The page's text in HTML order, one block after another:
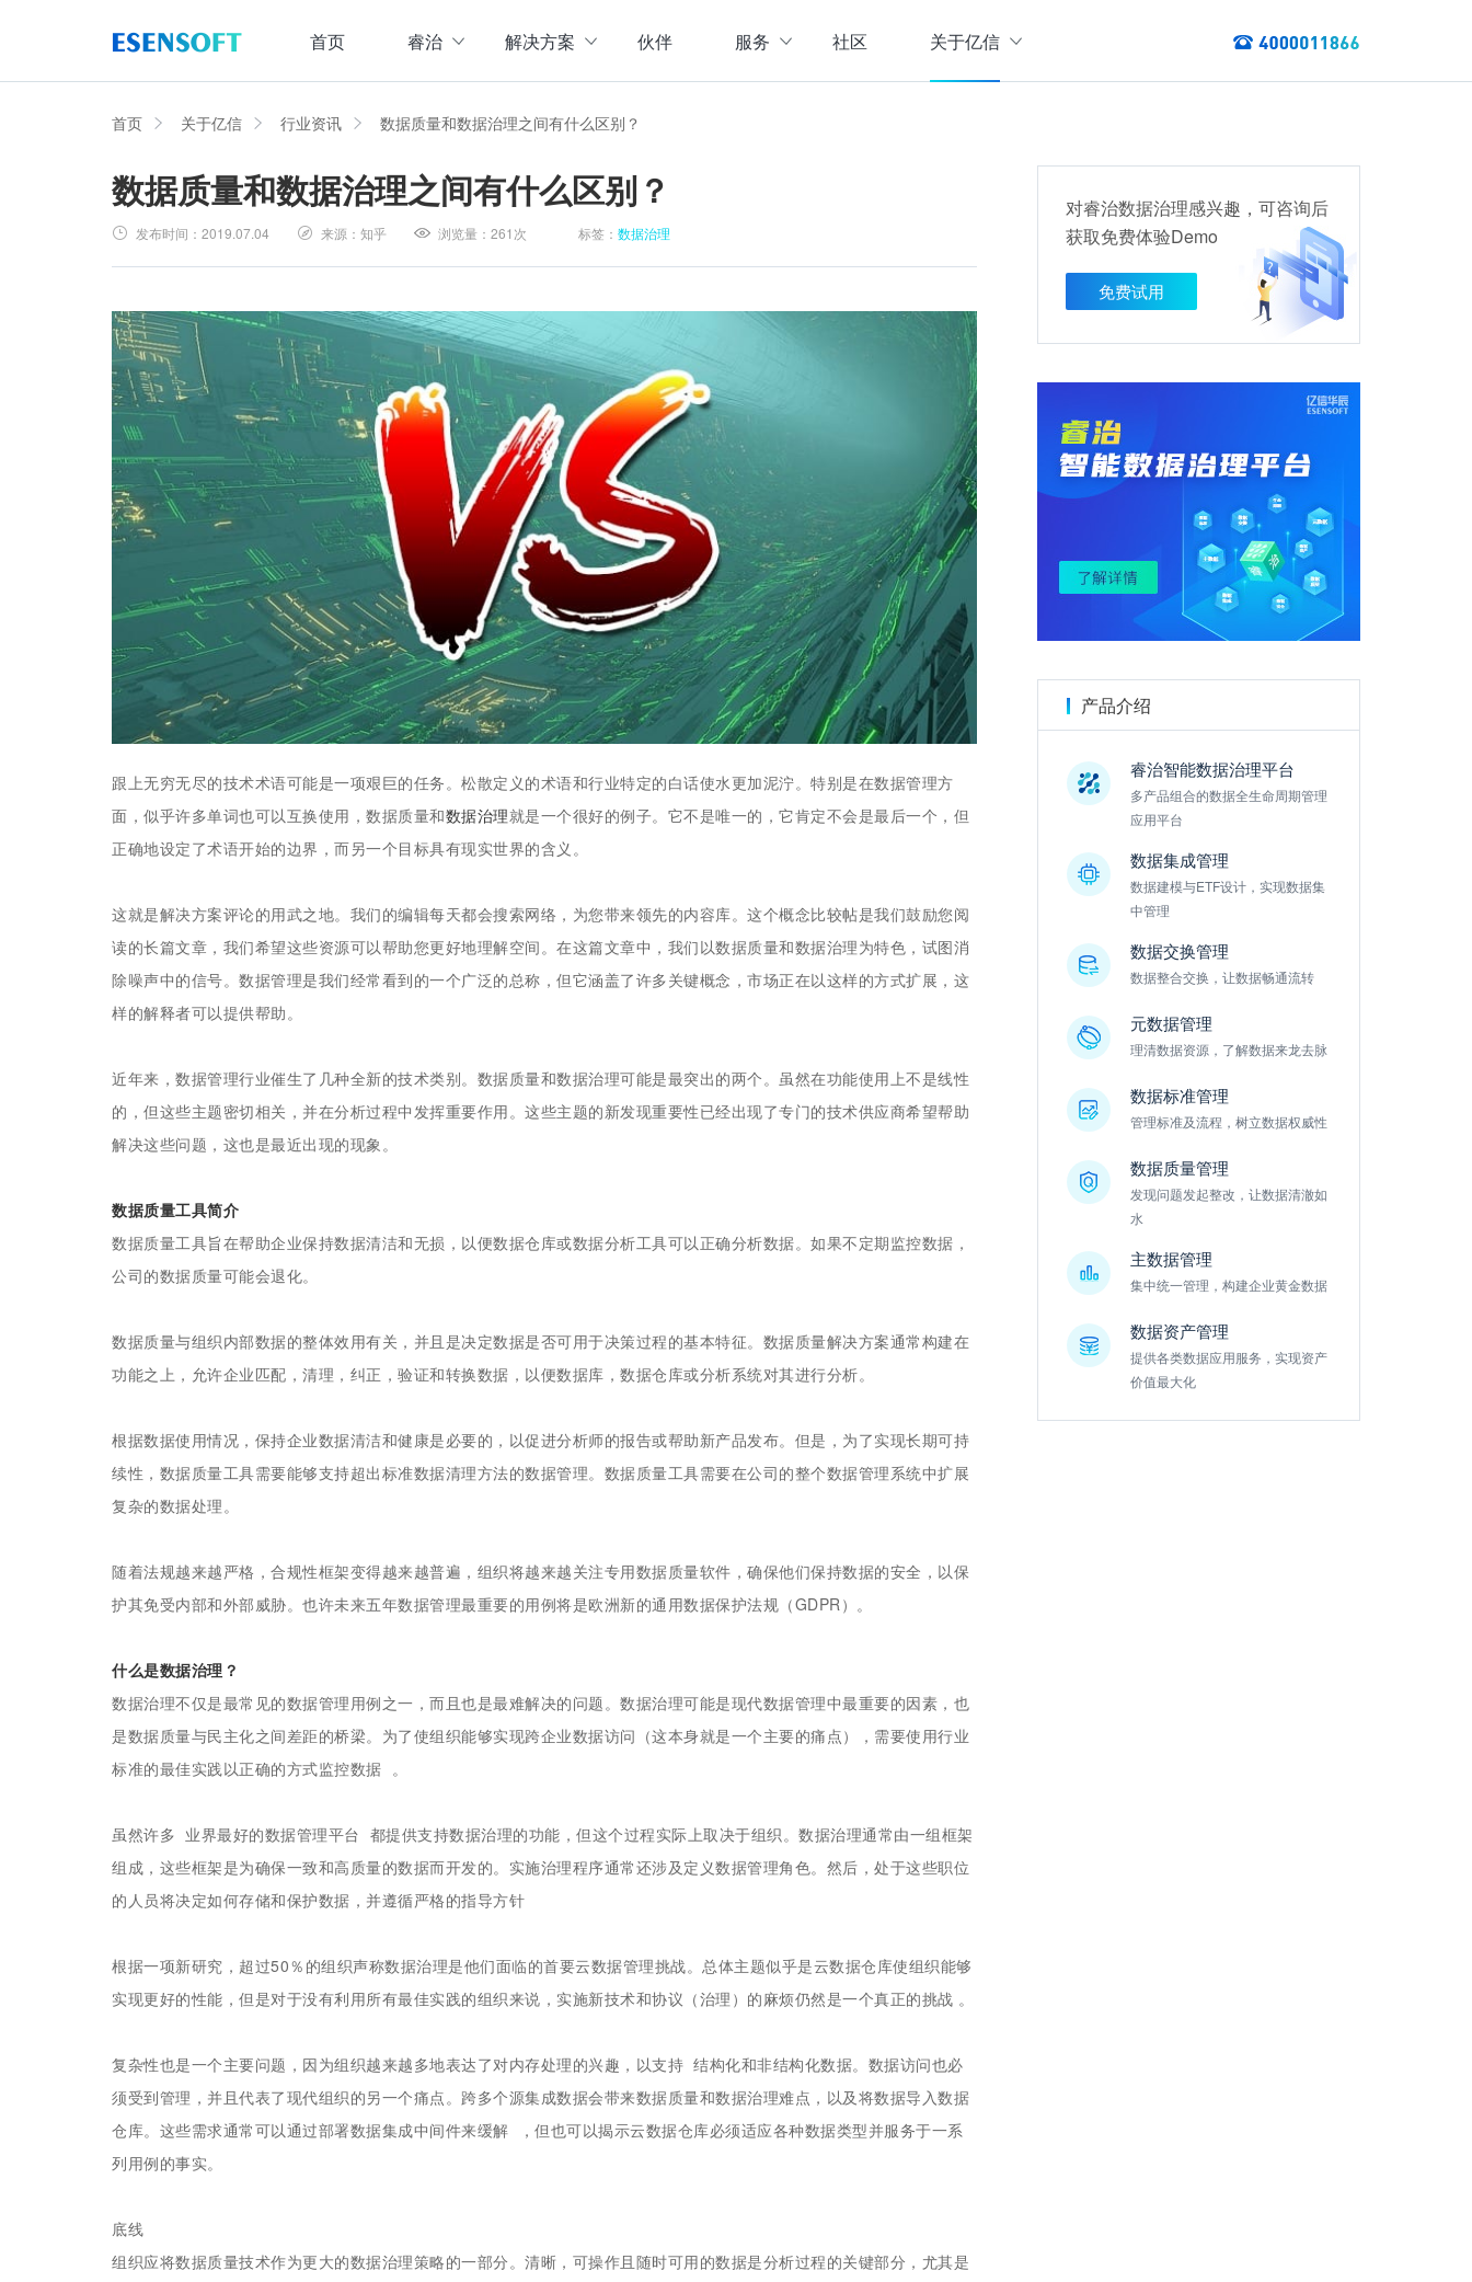
首页 睿治
睿治智能数据治理平台
数据采集
数据集成管理
数据建模与ETF设计，实现数据集中
数据交换管理
数据整合交换，让数据畅通流转
数据存储
实时计算存储
企业级实时大数据管理，支撑实时决
理清数据资源，了解数据来龙去脉
数据标准管理
管理标准及流程，树立数据权威性
发现问题发起整改，让数据清澈如水
集中统一管理，构建企业黄金数据
数据服务
数据资产管理
提供各类数据应用服务，实现资产价
值最大化
解决方案
数据治理全域解决方案
大数据治理方案
从采、存、管、用四大方面构建数据治理体系，实现数字化经营
大数据资产管理方案
主数据管理方案
主数据全生命周期管理，保障主数据一致性、权威性、共享性，提高企业运营效率
数据标准化及质量管控方案
集元数据采集和规整、数据标准建立与评估、数据质量管控与跟踪等场景应用于一体
以元数据管理摸清家底，以资产编目盘点数据资产，提供数据服务
指标体系建设方案
面向业务和技术提供指标管理指标分析等服务的指标统一管理平台
数据仓库及商业智能方案
集数据采集补录、数据ETL建模、数据实时存储、数据分析展现等应用场景于一体
仓湖一体化数据中心建设方案
涵盖数据存储、数据集成、数据交换、数据共享等方面，为企业用户提供云原生仓湖一
伙伴 服务 社区 关于亿信
首页 关于亿信 行业资讯 数据质量和数据治理之间有什么区别？
数据质量和数据治理之间有什么区别？
发布时间： 2019.07.04 来源： 知乎 浏览量： 261次 标签： 数据治理
跟上无穷无尽的技术术语可能是一项艰巨的任务。松散定义的术语和行业特定的白话使水更加泥泞。特别是在数据管理方
面，似乎许多单词也可以互换使用，数据质量和数据治理就是一个很好的例子。它不是唯一的，它肯定不会是最后一个，但
正确地设定了术语开始的边界，而另一个目标具有现实世界的含义。
这就是解决方案评论的用武之地。我们的编辑每天都会搜索网络，为您带来领先的内容库。这个概念比较帖是我们鼓励您阅
读的长篇文章，我们希望这些资源可以帮助您更好地理解空间。在这篇文章中，我们以数据质量和数据治理为特色，试图消
除噪声中的信号。数据管理是我们经常看到的一个广泛的总称，但它涵盖了许多关键概念，市场正在以这样的方式扩展，这
样的解释者可以提供帮助。
近年来，数据管理行业催生了几种全新的技术类别。数据质量和数据治理可能是最突出的两个。虽然在功能使用上不是线性
的，但这些主题密切相关，并在分析过程中发挥重要作用。这些主题的新发现重要性已经出现了专门的技术供应商希望帮助
解决这些问题，这也是最近出现的现象。
数据质量工具简介
数据质量工具旨在帮助企业保持数据清洁和无损，以便数据仓库或数据分析工具可以正确分析数据。如果不定期监控数据，
公司的数据质量可能会退化。
数据质量与组织内部数据的整体效用有关，并且是决定数据是否可用于决策过程的基本特征。数据质量解决方案通常构建在
功能之上，允许企业匹配，清理，纠正，验证和转换数据，以便数据库，数据仓库或分析系统对其进行分析。
根据数据使用情况，保持企业数据清洁和健康是必要的，以促进分析师的报告或帮助新产品发布。但是，为了实现长期可持
续性，数据质量工具需要能够支持超出标准数据清理方法的数据管理。数据质量工具需要在公司的整个数据管理系统中扩展
复杂的数据处理。
随着法规越来越严格，合规性框架变得越来越普遍，组织将越来越关注专用数据质量软件，确保他们保持数据的安全，以保
护其免受内部和外部威胁。也许未来五年数据管理最重要的用例将是欧洲新的通用数据保护法规（GDPR）。
什么是数据治理？
数据治理不仅是最常见的数据管理用例之一，而且也是最难解决的问题。数据治理可能是现代数据管理中最重要的因素，也
是数据质量与民主化之间差距的桥梁。为了使组织能够实现跨企业数据访问（这本身就是一个主要的痛点），需要使用行业
标准的最佳实践以正确的方式监控数据 。
虽然许多 业界最好的数据管理平台 都提供支持数据治理的功能，但这个过程实际上取决于组织。数据治理通常由一组框架
组成，这些框架是为确保一致和高质量的数据而开发的。实施治理程序通常还涉及定义数据管理角色。然后，处于这些职位
的人员将决定如何存储和保护数据，并遵循严格的指导方针
根据一项新研究，超过50％的组织声称数据治理是他们面临的首要云数据管理挑战。总体主题似乎是云数据仓库使组织能够
实现更好的性能，但是对于没有利用所有最佳实践的组织来说，实施新技术和协议（治理）的麻烦仍然是一个真正的挑战 。
复杂性也是一个主要问题，因为组织越来越多地表达了对内存处理的兴趣，以支持 结构化和非结构化数据。数据访问也必
须受到管理，并且代表了现代组织的另一个痛点。跨多个源集成数据会带来数据质量和数据治理难点，以及将数据导入数据
仓库。这些需求通常可以通过部署数据集成中间件来缓解 ，但也可以揭示云数据仓库必须适应各种数据类型并服务于一系
列用例的事实。
底线
组织应将数据质量技术作为更大的数据治理策略的一部分。清晰，可操作且随时可用的数据是分析过程的关键部分，尤其是
对睿治数据治理感兴趣，可咨询后
获取免费体验Demo
免费试用
产品介绍
睿治智能数据治理平台
多产品组合的数据全生命周期管理
应用平台
数据集成管理
数据建模与ETF设计，实现数据集
中管理
数据交换管理
数据整合交换，让数据畅通流转
元数据管理
理清数据资源，了解数据来龙去脉
数据标准管理
管理标准及流程，树立数据权威性
数据质量管理
发现问题发起整改，让数据清澈如
水
主数据管理
集中统一管理，构建企业黄金数据
数据资产管理
提供各类数据应用服务，实现资产
价值最大化